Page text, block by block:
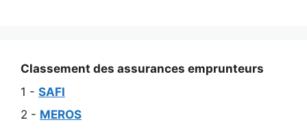
Classement des assurances emprunteurs
1 - SAFI
2 - MEROS